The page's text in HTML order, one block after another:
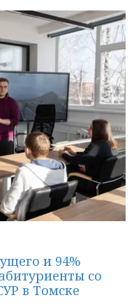
и 94%
со
в Томске